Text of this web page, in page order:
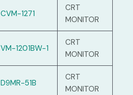
CVM-1271
CRT
MONITOR
VM-1201BW-1
CRT
MONITOR
D9MR-51B
CRT
MONITOR